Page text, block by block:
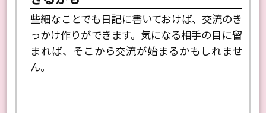
きるかも
些細なことでも日記に書いておけば、交流のき
っかけ作りができます。気になる相手の目に留
まれば、そこから交流が始まるかもしれませ